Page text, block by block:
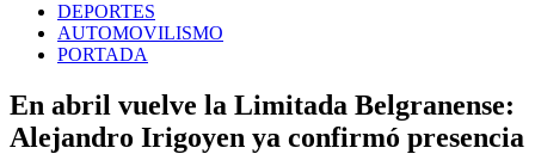
DEPORTES
AUTOMOVILISMO
PORTADA
En abril vuelve la Limitada Belgranense:
Alejandro Irigoyen ya confirmó presencia